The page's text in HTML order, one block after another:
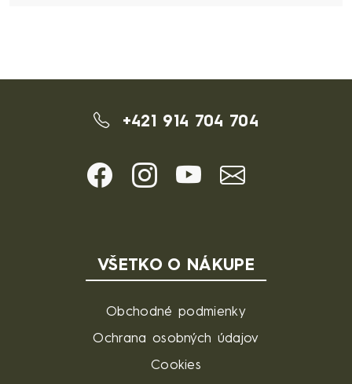
+421 914 704 704
VŠETKO O NÁKUPE
Obchodné podmienky
Ochrana osobných údajov
Cookies